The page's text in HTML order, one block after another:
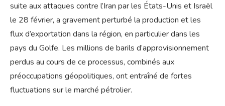
suite aux attaques contre l’Iran par les États-Unis et Israël
le 28 février, a gravement perturbé la production et les
flux d’exportation dans la région, en particulier dans les
pays du Golfe. Les millions de barils d’approvisionnement
perdus au cours de ce processus, combinés aux
préoccupations géopolitiques, ont entraîné de fortes
fluctuations sur le marché pétrolier.